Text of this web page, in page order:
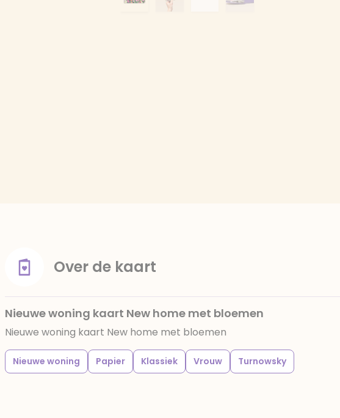
Over de kaart
Nieuwe woning kaart New home met bloemen
Nieuwe woning kaart New home met bloemen
Nieuwe woning Papier Klassiek Vrouw Turnowsky